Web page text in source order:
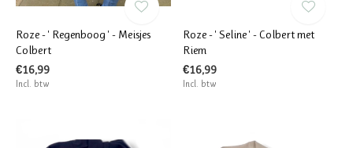
Roze - ' Regenboog ' - Meisjes
Colbert
€16,99
Incl. btw
Roze - ' Seline ' - Colbert met
Riem
€16,99
Incl. btw